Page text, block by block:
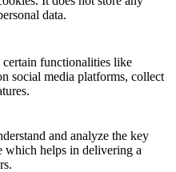
data.
functionalities like
social media platforms, collect
and analyze the key
which helps in delivering a